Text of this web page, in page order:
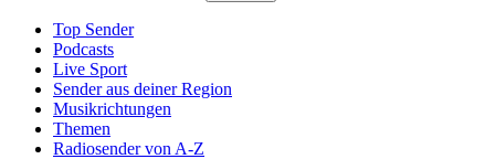
Top Sender
Podcasts
Live Sport
Sender aus deiner Region
Musikrichtungen
Themen
Radiosender von A-Z